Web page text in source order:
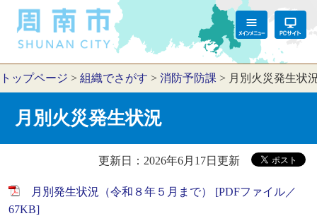
トップページ > 組織でさがす > 消防予防課 > 月別火災発生状
月別火災発生状況
更新日：2026年6月17日更新
月別発生状況（令和８年５月まで） [PDFファイル／
67KB]